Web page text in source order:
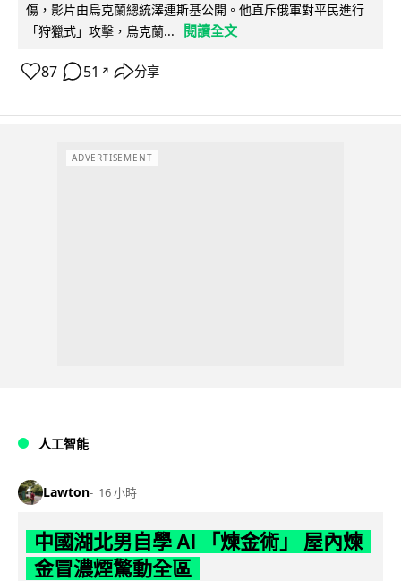
傷，影片由烏克蘭總統澤連斯基公開。他直斥俄軍對平民進行
「狩獵式」攻擊，烏克蘭...
閱讀全文
87 51 ↗ 分享
ADVERTISEMENT
人工智能
Lawton 16 小時
中國湖北男自學 AI 「煉金術」 屋內煉
金冒濃煙驚動全區